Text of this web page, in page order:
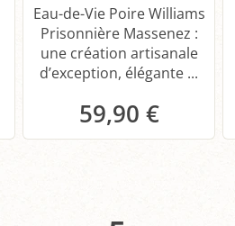
Eau-de-Vie Poire Williams
Prisonnière Massenez :
une création artisanale
d’exception, élégante ...
59,90 €